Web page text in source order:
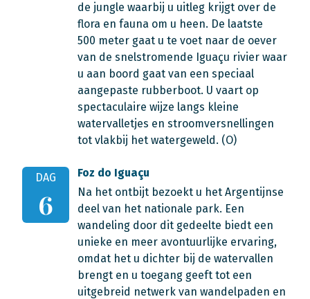
de jungle waarbij u uitleg krijgt over de
flora en fauna om u heen. De laatste
500 meter gaat u te voet naar de oever
van de snelstromende Iguaçu rivier waar
u aan boord gaat van een speciaal
aangepaste rubberboot. U vaart op
spectaculaire wijze langs kleine
watervalletjes en stroomversnellingen
tot vlakbij het watergeweld. (O)
DAG
6
Foz do Iguaçu
Na het ontbijt bezoekt u het Argentijnse
deel van het nationale park. Een
wandeling door dit gedeelte biedt een
unieke en meer avontuurlijke ervaring,
omdat het u dichter bij de watervallen
brengt en u toegang geeft tot een
uitgebreid netwerk van wandelpaden en